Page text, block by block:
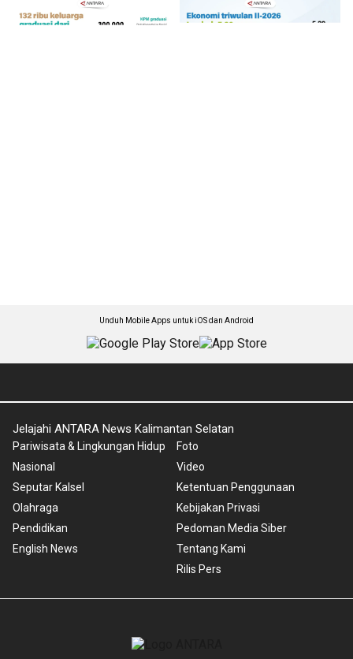
Unduh Mobile Apps untuk iOS dan Android
Jelajahi ANTARA News Kalimantan Selatan
Pariwisata & Lingkungan Hidup
Nasional
Seputar Kalsel
Olahraga
Pendidikan
English News
Foto
Video
Ketentuan Penggunaan
Kebijakan Privasi
Pedoman Media Siber
Tentang Kami
Rilis Pers